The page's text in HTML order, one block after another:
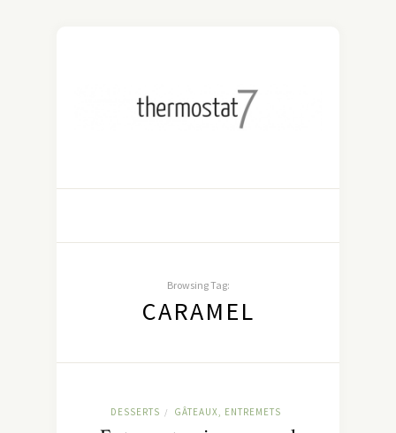
Browsing Tag:
CARAMEL
DESSERTS / GÂTEAUX, ENTREMETS